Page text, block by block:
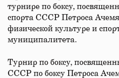
турнире по боксу,
спорта СССР Петроса
физической культуре и
муниципалитета.
Турнир по боксу,
СССР по боксу Петроса